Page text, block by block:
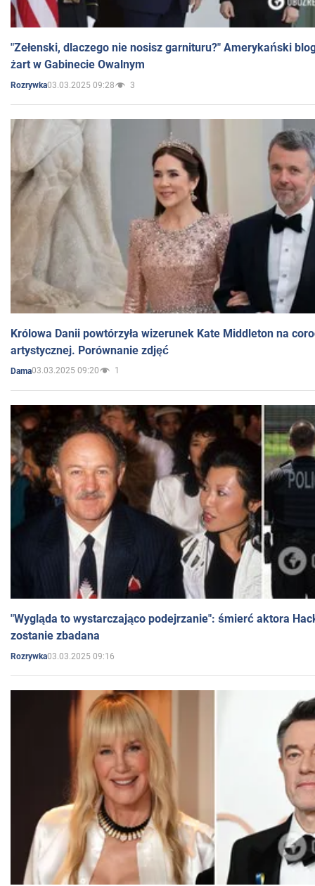
"Zełenski, dlaczego nie nosisz garnituru?" Amerykański
żart w Gabinecie Owalnym
Rozrywka03.03.2025 09:28 3
Królowa Danii powtórzyła wizerunek Kate Middleton na
artystycznej. Porównanie zdjęć
Dama03.03.2025 09:20 1
"Wygląda to wystarczająco podejrzanie": śmierć aktora
zostanie zbadana
Rozrywka03.03.2025 09:16